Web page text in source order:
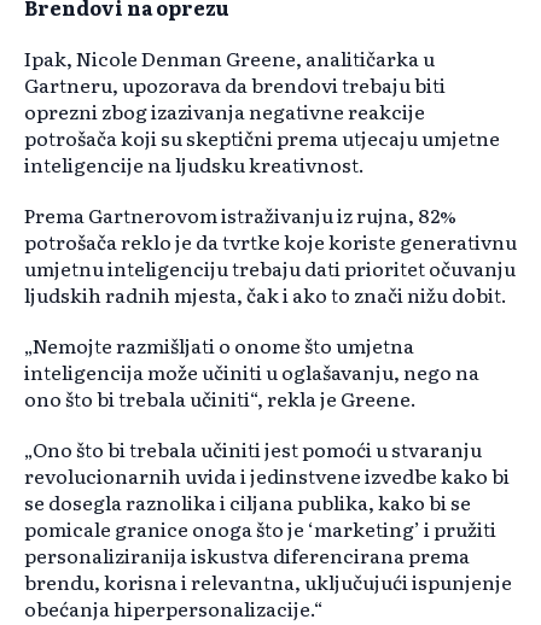
Brendovi na oprezu
Ipak, Nicole Denman Greene, analitičarka u
Gartneru, upozorava da brendovi trebaju biti
oprezni zbog izazivanja negativne reakcije
potrošača koji su skeptični prema utjecaju umjetne
inteligencije na ljudsku kreativnost.
Prema Gartnerovom istraživanju iz rujna, 82%
potrošača reklo je da tvrtke koje koriste generativnu
umjetnu inteligenciju trebaju dati prioritet očuvanju
ljudskih radnih mjesta, čak i ako to znači nižu dobit.
„Nemojte razmišljati o onome što umjetna
inteligencija može učiniti u oglašavanju, nego na
ono što bi trebala učiniti“, rekla je Greene.
„Ono što bi trebala učiniti jest pomoći u stvaranju
revolucionarnih uvida i jedinstvene izvedbe kako bi
se dosegla raznolika i ciljana publika, kako bi se
pomicale granice onoga što je ‘marketing’ i pružiti
personaliziranija iskustva diferencirana prema
brendu, korisna i relevantna, uključujući ispunjenje
obećanja hiperpersonalizacije.“